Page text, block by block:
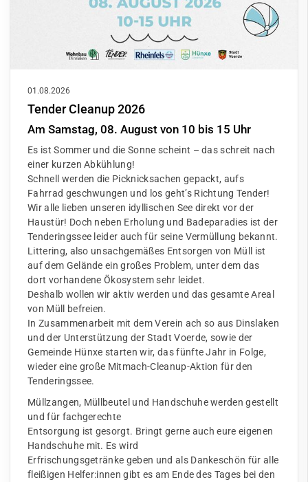
01.08.2026
Tender Cleanup 2026
Am Samstag, 08. August von 10 bis 15 Uhr
Es ist Sommer und die Sonne scheint – das schreit nach
einer kurzen Abkühlung!
Schnell werden die Picknicksachen gepackt, aufs
Fahrrad geschwungen und los geht’s Richtung Tender!
Wir alle lieben unseren idyllischen See direkt vor der
Haustür! Doch neben Erholung und Badeparadies ist der
Tenderingssee leider auch für seine Vermüllung bekannt.
Littering, also unsachgemäßes Entsorgen von Müll ist
auf dem Gelände ein großes Problem, unter dem das
dort vorhandene Ökosystem sehr leidet.
Deshalb wollen wir aktiv werden und das gesamte Areal
von Müll befreien.
In Zusammenarbeit mit dem Verein ach so aus Dinslaken
und der Unterstützung der Stadt Voerde, sowie der
Gemeinde Hünxe starten wir, das fünfte Jahr in Folge,
wieder eine große Mitmach-Cleanup-Aktion für den
Tenderingssee.
Müllzangen, Müllbeutel und Handschuhe werden gestellt
und für fachgerechte
Entsorgung ist gesorgt. Bringt gerne auch eure eigenen
Handschuhe mit. Es wird
Erfrischungsgetränke geben und als Dankeschön für alle
fleißigen Helfer:innen gibt es am Ende des Tages bei den